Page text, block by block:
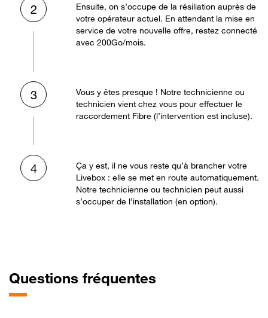
2
Ensuite, on s’occupe de la résiliation auprès de
votre opérateur actuel. En attendant la mise en
service de votre nouvelle offre, restez connecté
avec 200Go/mois.
3
Vous y êtes presque ! Notre technicienne ou
technicien vient chez vous pour effectuer le
raccordement Fibre (l’intervention est incluse).
4
Ça y est, il ne vous reste qu’à brancher votre
Livebox : elle se met en route automatiquement.
Notre technicienne ou technicien peut aussi
s’occuper de l’installation (en option).
Questions fréquentes